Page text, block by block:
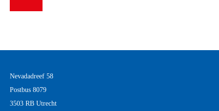
Nevadadreef 58
Postbus 8079
3503 RB Utrecht